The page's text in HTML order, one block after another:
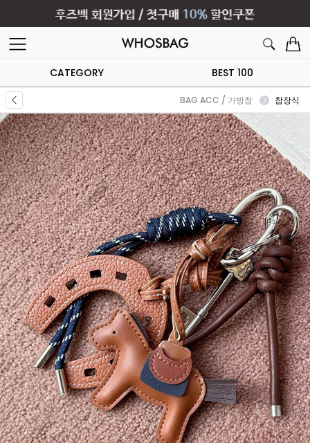
CATEGORY BEST 100
BAG ACC / 가방참 참장식